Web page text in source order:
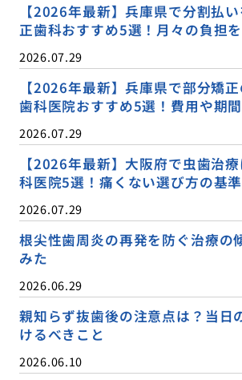
【2026年最新】兵庫県で分割払
正歯科おすすめ5選！月々の負担
2026.07.29
【2026年最新】兵庫県で部分矯
歯科医院おすすめ5選！費用や期
2026.07.29
【2026年最新】大阪府で虫歯治
科医院5選！痛くない選び方の基
2026.07.29
根尖性歯周炎の再発を防ぐ治療の
みた
2026.06.29
親知らず抜歯後の注意点は？当日
けるべきこと
2026.06.10